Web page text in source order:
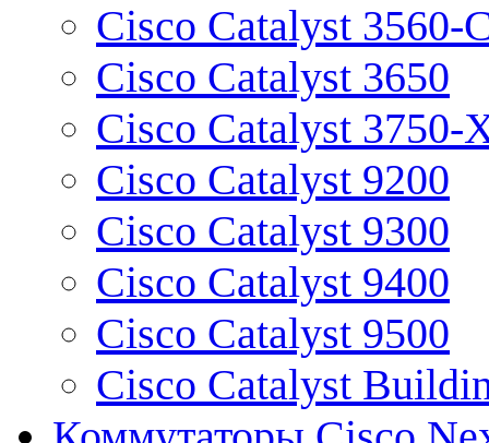
Cisco Catalyst 3560-
Cisco Catalyst 3650
Cisco Catalyst 3750-
Cisco Catalyst 9200
Cisco Catalyst 9300
Cisco Catalyst 9400
Cisco Catalyst 9500
Cisco Catalyst